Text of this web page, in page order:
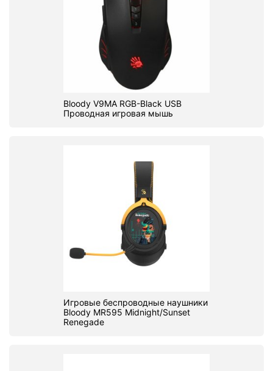
Bloody V9MA RGB-Black USB
Проводная игровая мышь
Игровые беспроводные наушники
Bloody MR595 Midnight/Sunset
Renegade